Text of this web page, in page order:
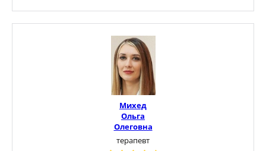
Михед
Ольга
Олеговна
терапевт